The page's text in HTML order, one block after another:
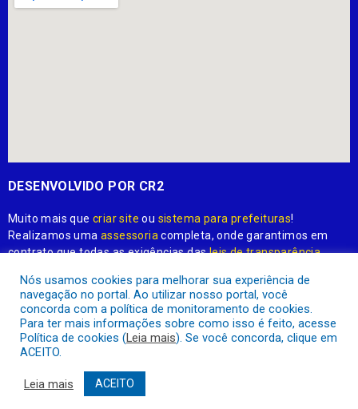
DESENVOLVIDO POR CR2
Muito mais quecriar site ou sistema para prefeituras!
Realizamos umaassessoria completa, onde garantimos em
contrato que todas as exigências dasleis de transparência
Conheça oPNTP e oRadar da Transparência Pública
Todos os direitos reservados a
Nós usamos cookies para melhorar sua experiência de
navegação no portal. Ao utilizar nosso portal, você
concorda com a política de monitoramento de cookies.
Para ter mais informações sobre como isso é feito, acesse
Política de cookies (Leia mais). Se você concorda, clique em
ACEITO.
Leia mais ACEITO